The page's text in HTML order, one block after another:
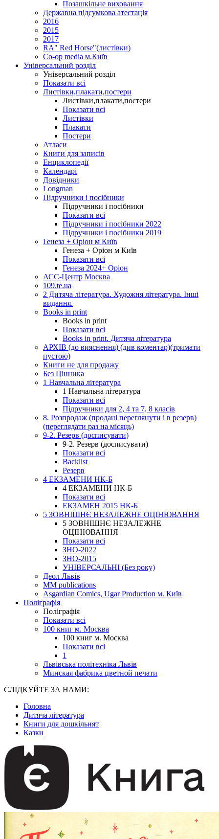
Позашкільне виховання
Державна підсумкова атестація
2016
2015
2017
RA" Red Horse"(листівки)
Co-op media м.Київ
Універсальний розділ
Універсальний розділ
Показати всі
Листівки,плакати,постери
Листівки,плакати,постери
Показати всі
Листівки
Плакати
Постери
Атласи
Книги для записів
Енциклопедії
Календарі
Довідники
Longman
Підручники і посібники
Підручники і посібники
Показати всі
Підручники і посібники 2022
Підручники і посібники 2019
Генеза + Оріон м Київ
Генеза + Оріон м Київ
Показати всі
Генеза 2024+ Оріон
АСС-Центр Москва
109.te.ua
2 Дитяча література. Художня література. Інші
видання.
Books in print
Books in print
Показати всі
Books in print. Дитяча література
АРХІВ (до вияснення) (див коментар)(тримати
пустою)
Книги не для продажу
Без Цінника
1 Навчальна література
1 Навчальна література
Показати всі
Підручники для 2, 4 та 7, 8 класів
8. Розпродаж (продані переглянути і в резерв)
(переглядати раз на місяць)
9-2. Резерв (досписувати)
9-2. Резерв (досписувати)
Показати всі
Backlist
Резерв
4 ЕКЗАМЕНИ НК-Б
4 ЕКЗАМЕНИ НК-Б
Показати всі
ЕКЗАМЕН 2015 НК-Б
5 ЗОВНІШНЄ НЕЗАЛЕЖНЕ ОЦІНЮВАННЯ
5 ЗОВНІШНЄ НЕЗАЛЕЖНЕ
ОЦІНЮВАННЯ
Показати всі
ЗНО-2022
ЗНО-2015
УНІВЕРСАЛЬНІ (Без року)
Деол Львів
MM publications
Asgardian Comics, Ugar Production м. Київ
Поліграфія
Поліграфія
Показати всі
100 книг м. Москва
100 книг м. Москва
Показати всі
1
Львівська політехніка Львів
Минская фабрика цветной печати
СЛІДКУЙТЕ ЗА НАМИ:
Головна
Дитяча література
Книги для дошкільнят
Казки